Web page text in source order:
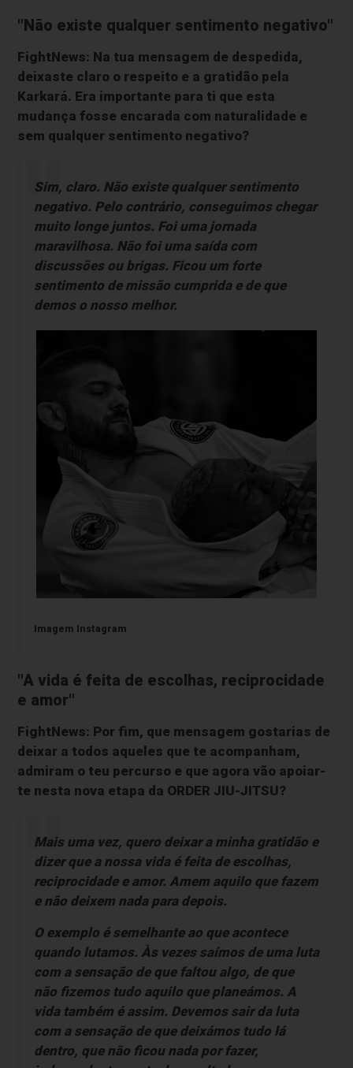
"Não existe qualquer sentimento negativo"
FightNews: Na tua mensagem de despedida,
deixaste claro o respeito e a gratidão pela
Karkará. Era importante para ti que esta
mudança fosse encarada com naturalidade e
sem qualquer sentimento negativo?
Sim, claro. Não existe qualquer sentimento
negativo. Pelo contrário, conseguimos chegar
muito longe juntos. Foi uma jornada
maravilhosa. Não foi uma saída com
discussões ou brigas. Ficou um forte
sentimento de missão cumprida e de que
demos o nosso melhor.
Imagem Instagram
"A vida é feita de escolhas, reciprocidade
e amor"
FightNews: Por fim, que mensagem gostarias de
deixar a todos aqueles que te acompanham,
admiram o teu percurso e que agora vão apoiar-
te nesta nova etapa da ORDER JIU-JITSU?
Mais uma vez, quero deixar a minha gratidão e
dizer que a nossa vida é feita de escolhas,
reciprocidade e amor. Amem aquilo que fazem
e não deixem nada para depois.
O exemplo é semelhante ao que acontece
quando lutamos. Às vezes saímos de uma luta
com a sensação de que faltou algo, de que
não fizemos tudo aquilo que planeámos. A
vida também é assim. Devemos sair da luta
com a sensação de que deixámos tudo lá
dentro, que não ficou nada por fazer,